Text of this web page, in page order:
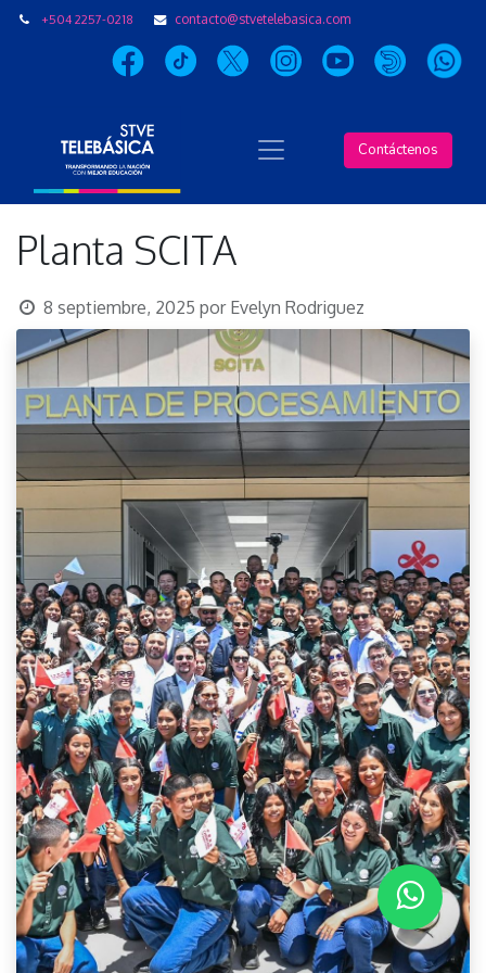
+504 2257-0218 contacto@stvetelebasica.com
Contáctenos
Planta SCITA
8 septiembre, 2025 por Evelyn Rodriguez